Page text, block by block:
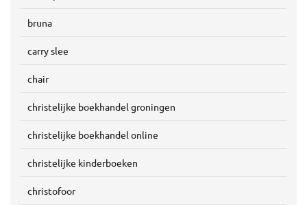
bruna
carry slee
chair
christelijke boekhandel groningen
christelijke boekhandel online
christelijke kinderboeken
christofoor